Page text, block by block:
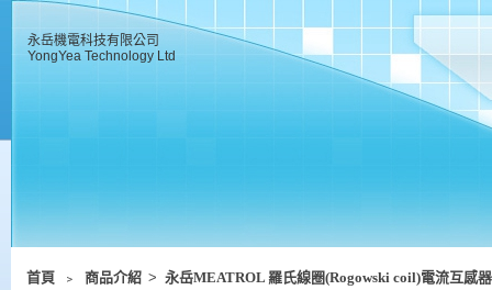
永岳機電科技有限公司
YongYea Technology Ltd
首頁 ﹥ 商品介紹 > 永岳MEATROL 羅氏線圈(Rogowski coil)電流互感器